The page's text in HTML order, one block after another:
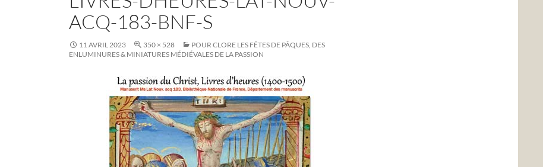
ACQ-183-BNF-S
11 AVRIL 2023 350 × 528
POUR CLORE LES FÊTES DE PÂQUES, DES
ENLUMINURES & MINIATURES MÉDIÉVALES DE LA PASSION